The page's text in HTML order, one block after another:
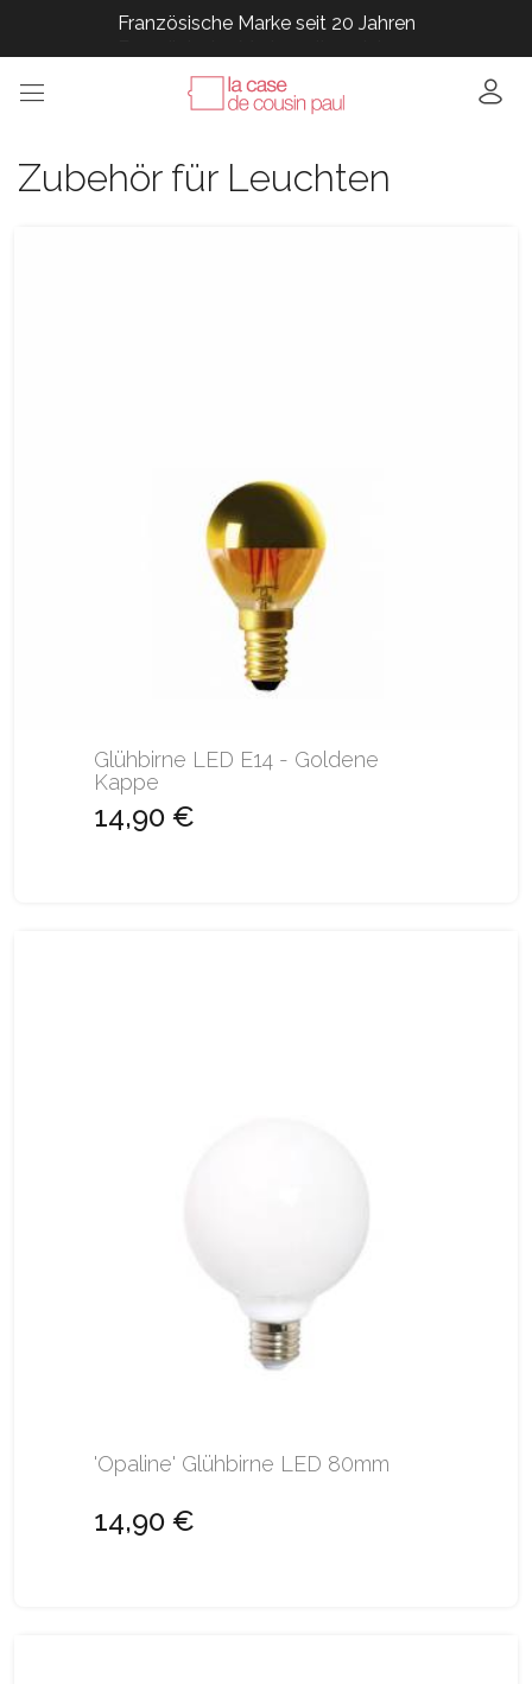
Französische Marke seit 20 Jahren
Französische Marke seit 20 Jahren
Französische Marke seit 20 Jahren
Französische Marke seit 20 Jahren
Zubehör für Leuchten
Glühbirne LED E14 - Goldene
Kappe
14,90 €
'Opaline' Glühbirne LED 80mm
14,90 €